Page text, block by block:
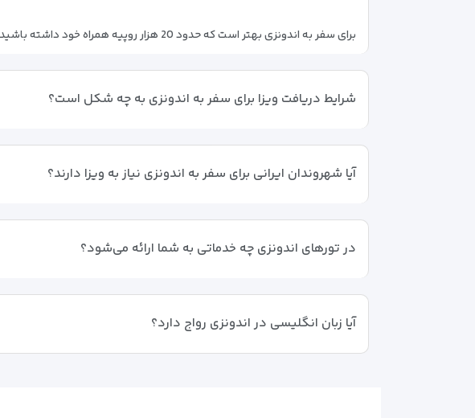
برای سفر به اندونزی بهتر است که حدود 20 هزار روپیه همراه خود داشته باشید؛ اما در برخی از بازارها و هتل‌های معروف، امکان پرداخت با دلار و یورو هم وجود دارد.
شرایط دریافت ویزا برای سفر به اندونزی به چه شکل است؟
آیا شهروندان ایرانی برای سفر به اندونزی نیاز به ویزا دارند؟
در تورهای اندونزی چه خدماتی به شما ارائه می‌شود؟
آیا زبان انگلیسی در اندونزی رواج دارد؟